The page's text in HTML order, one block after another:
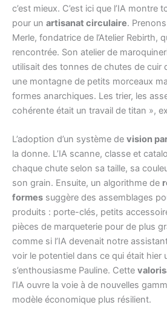
c’est mieux. C’est ici que l’IA montre
pour un artisanat circulaire.
Merle, fondatrice de l’Atelier Rebirth,
rencontrée. Son atelier de
utilisait des tonnes de chutes de cuir
une montagne de petits morceaux
formes anarchiques. Les trier, les
cohérente était un travail de titan »,
L’adoption d’un système de vision
la donne. L’IA scanne, classe et
chaque chute selon sa taille, sa
son grain. Ensuite, un algorithme de
formes suggère des assemblages
produits : porte-clés, petits
pièces de marqueterie pour de plus
comme si l’IA devenait notre
voir le potentiel dans ce qui était hier
s’enthousiasme Pauline. Cette
l’IA ouvre la voie à de nouvelles
modèle économique plus résilient.